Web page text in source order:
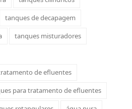
tanques de decapagem
tanques misturadores
de efluentes
para tratamento de efluentes